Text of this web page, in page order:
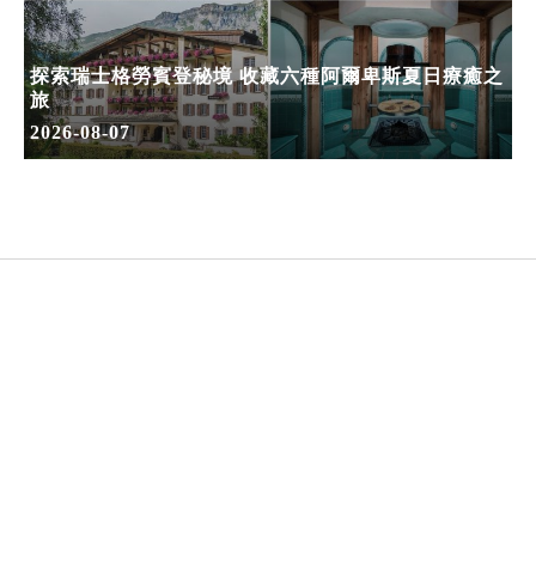
探索瑞士格勞賓登秘境 收藏六種阿爾卑斯夏日療癒之
旅
2026-08-07